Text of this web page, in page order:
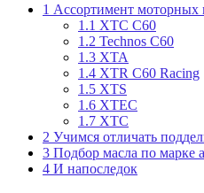
1 Ассортимент моторных
1.1 XTC C60
1.2 Technos C60
1.3 XTA
1.4 XTR C60 Racing
1.5 XTS
1.6 XTEC
1.7 XTC
2 Учимся отличать
3 Подбор масла по марке
4 И напоследок